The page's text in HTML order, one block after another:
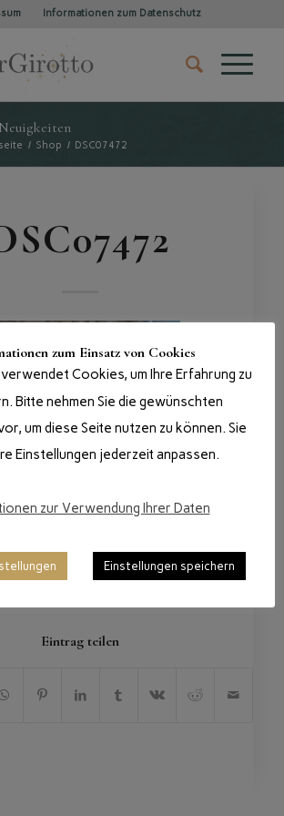
Informationen zum Datenschutz
/ Shop / DSC07472
2017
/ DANIGIRO
Eintrag teilen
zum Einsatz von Cookies
Cookies, um Ihre Erfahrung zu
Bitte nehmen Sie die gewünschten
um diese Seite nutzen zu können. Sie
Einstellungen jederzeit anpassen.
zur Verwendung Ihrer Daten
Einstellungen speichern